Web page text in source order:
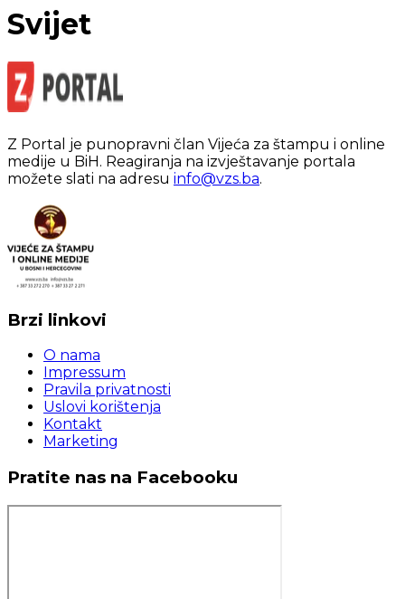
Svijet
Z Portal je punopravni član Vijeća za štampu i online
medije u BiH. Reagiranja na izvještavanje portala
možete slati na adresu info@vzs.ba.
Brzi linkovi
O nama
Impressum
Pravila privatnosti
Uslovi korištenja
Kontakt
Marketing
Pratite nas na Facebooku